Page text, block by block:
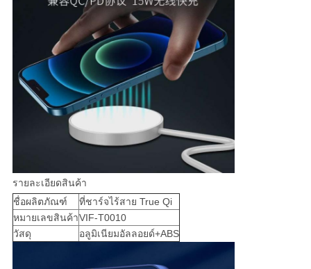
รายละเอียดสินค้า
ชื่อผลิตภัณฑ์
ที่ชาร์จไร้สาย True Qi
หมายเลขสินค้าVIF-T0010
วัสดุ
อลูมิเนียมอัลลอยด์+ABS